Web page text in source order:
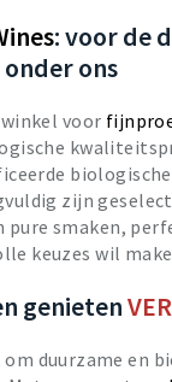
: voor de
ons
voor
zijn
pure smaken,
keuzes wil
genieten
om duurzame en